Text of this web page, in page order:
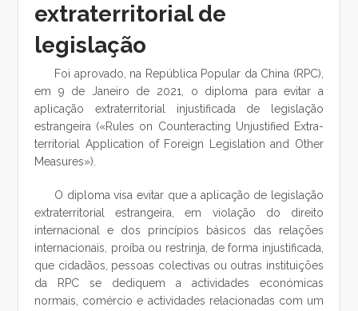
extraterritorial de
legislação
Foi aprovado, na República Popular da China (RPC),
em 9 de Janeiro de 2021, o diploma para evitar a
aplicação extraterritorial injustificada de legislação
estrangeira («Rules on Counteracting Unjustified Extra-
territorial Application of Foreign Legislation and Other
Measures»).
O diploma visa evitar que a aplicação de legislação
extraterritorial estrangeira, em violação do direito
internacional e dos princípios básicos das relações
internacionais, proíba ou restrinja, de forma injustificada,
que cidadãos, pessoas colectivas ou outras instituições
da RPC se dediquem a actividades económicas
normais, comércio e actividades relacionadas com um